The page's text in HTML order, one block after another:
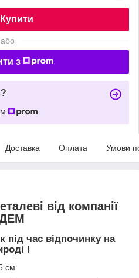
Купити
або
з
Доставка Оплата Умови
від компанії
під час відпочинку на
!
см